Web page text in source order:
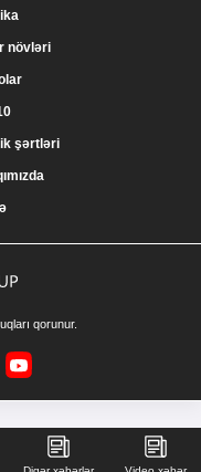
növləri
şərtləri
qorunur.